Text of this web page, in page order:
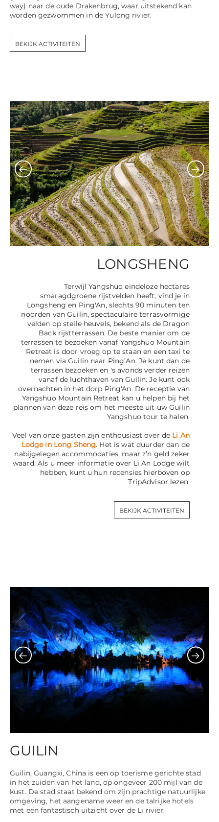
way) naar de oude Drakenbrug, waar uitstekend kan
worden gezwommen in de Yulong rivier.
BEKIJK ACTIVITEITEN
LONGSHENG
Terwijl Yangshuo eindeloze hectares
smaragdgroene rijstvelden heeft, vind je in
Longsheng en Ping'An, slechts 90 minuten ten
noorden van Guilin, spectaculaire terrasvormige
velden op steile heuvels, bekend als de Dragon
Back rijstterrassen. De beste manier om de
terrassen te bezoeken vanaf Yangshuo Mountain
Retreat is door vroeg op te staan en een taxi te
nemen via Guilin naar Ping’An. Je kunt dan de
terrassen bezoeken en 's avonds verder reizen
vanaf de luchthaven van Guilin. Je kunt ook
overnachten in het dorp Ping'An. De receptie van
Yangshuo Mountain Retreat kan u helpen bij het
plannen van deze reis om het meeste uit uw Guilin
Yangshuo tour te halen.
Veel van onze gasten zijn enthousiast over de Li An
Lodge in Long Sheng. Het is wat duurder dan de
nabijgelegen accommodaties, maar z’n geld zeker
waard. Als u meer informatie over Li An Lodge wilt
hebben, kunt u hun recensies hierboven op
TripAdvisor lezen.
BEKIJK ACTIVITEITEN
GUILIN
Guilin, Guangxi, China is een op toerisme gerichte stad
in het zuiden van het land, op ongeveer 200 mijl van de
kust. De stad staat bekend om zijn prachtige natuurlijke
omgeving, het aangename weer en de talrijke hotels
met een fantastisch uitzicht over de Li rivier.